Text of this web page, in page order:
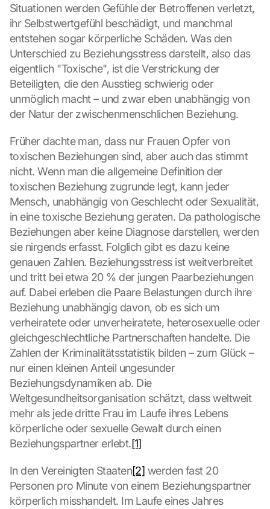
Situationen werden Gefühle der Betroffenen verletzt,
ihr Selbstwertgefühl beschädigt, und manchmal
entstehen sogar körperliche Schäden. Was den
Unterschied zu Beziehungsstress darstellt, also das
eigentlich "Toxische", ist die Verstrickung der
Beteiligten, die den Ausstieg schwierig oder
unmöglich macht – und zwar eben unabhängig von
der Natur der zwischenmenschlichen Beziehung.
Früher dachte man, dass nur Frauen Opfer von
toxischen Beziehungen sind, aber auch das stimmt
nicht. Wenn man die allgemeine Definition der
toxischen Beziehung zugrunde legt, kann jeder
Mensch, unabhängig von Geschlecht oder Sexualität,
in eine toxische Beziehung geraten. Da pathologische
Beziehungen aber keine Diagnose darstellen, werden
sie nirgends erfasst. Folglich gibt es dazu keine
genauen Zahlen. Beziehungsstress ist weitverbreitet
und tritt bei etwa 20 % der jungen Paarbeziehungen
auf. Dabei erleben die Paare Belastungen durch ihre
Beziehung unabhängig davon, ob es sich um
verheiratete oder unverheiratete, heterosexuelle oder
gleichgeschlechtliche Partnerschaften handelte. Die
Zahlen der Kriminalitätsstatistik bilden – zum Glück –
nur einen kleinen Anteil ungesunder
Beziehungsdynamiken ab. Die
Weltgesundheitsorganisation schätzt, dass weltweit
mehr als jede dritte Frau im Laufe ihres Lebens
körperliche oder sexuelle Gewalt durch einen
Beziehungspartner erlebt.[1]
In den Vereinigten Staaten[2] werden fast 20
Personen pro Minute von einem Beziehungspartner
körperlich misshandelt. Im Laufe eines Jahres